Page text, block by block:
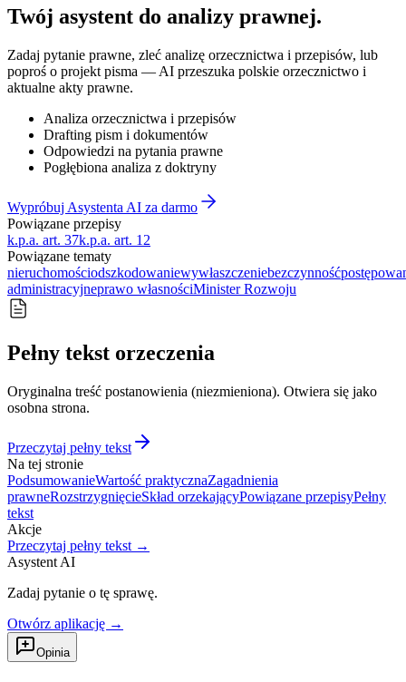
Twój asystent do analizy prawnej.
Zadaj pytanie prawne, zleć analizę orzecznictwa i przepisów, lub
poproś o projekt pisma — AI przeszuka polskie orzecznictwo i
aktualne akty prawne.
Analiza orzecznictwa i przepisów
Drafting pism i dokumentów
Odpowiedzi na pytania prawne
Pogłębiona analiza z doktryny
Wypróbuj Asystenta AI za darmo
Powiązane przepisy
k.p.a. art. 37k.p.a. art. 12
Powiązane tematy
nieruchomościodszkodowaniewywłaszczeniebezczynność
administracyjneprawo własnościMinister Rozwoju
Pełny tekst orzeczenia
Oryginalna treść postanowienia (niezmieniona). Otwiera się jako
osobna strona.
Przeczytaj pełny tekst
Na tej stronie
PodsumowanieWartość praktycznaZagadnienia
prawneRozstrzygnięcieSkład orzekającyPowiązane przepisyPełny
tekst
Akcje
Przeczytaj pełny tekst →
Asystent AI
Zadaj pytanie o tę sprawę.
Otwórz aplikację →
Opinia